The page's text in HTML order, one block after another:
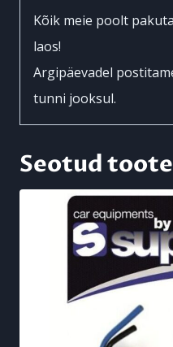
Kõik meie poolt
laos!
Argipäevadel
tunni jooksul.
Seotud